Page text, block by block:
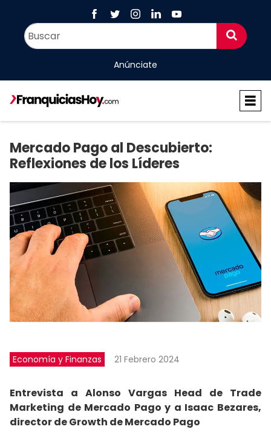
Anúnciate
Mercado Pago al Descubierto:
Reflexiones de los Líderes
Economía y Finanzas 21 Febrero 2024
Entrevista a Alonso Vargas Head de Trade
Marketing de Mercado Pago y a Isaac Bezares,
director de Growth de Mercado Pago